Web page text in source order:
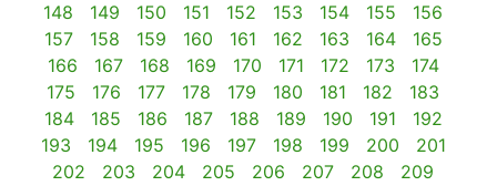
148
149 150 151 152 153 154 155
156
157
158 159 160 161 162 163 164
165
166
167 168 169 170 171 172 173
174
175
176 177 178 179 180 181 182
183
184
185 186 187 188 189 190 191
192
193
194 195 196 197 198 199 200
201
202
203 204 205 206 207 208
209